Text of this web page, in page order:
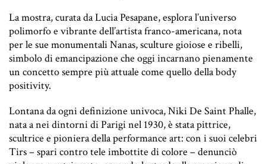
La mostra, curata da Lucia Pesapane, esplora l’universo
polimorfo e vibrante dell’artista franco-americana, nota
per le sue monumentali Nanas, sculture gioiose e ribelli,
simbolo di emancipazione che oggi incarnano pienamente
un concetto sempre più attuale come quello della body
positivity.
Lontana da ogni definizione univoca, Niki De Saint Phalle,
nata a nei dintorni di Parigi nel 1930, è stata pittrice,
scultrice e pioniera della performance art: con i suoi celebri
Tirs – spari contro tele imbottite di colore – denunciò